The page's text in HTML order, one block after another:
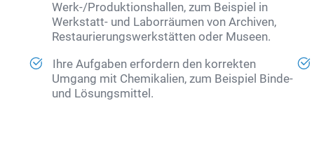
Werk-/Produktionshallen, zum Beispiel in
Werkstatt- und Laborräumen von Archiven,
Restaurierungswerkstätten oder Museen.
Ihre Aufgaben erfordern den korrekten
Umgang mit Chemikalien, zum Beispiel Binde-
und Lösungsmittel.